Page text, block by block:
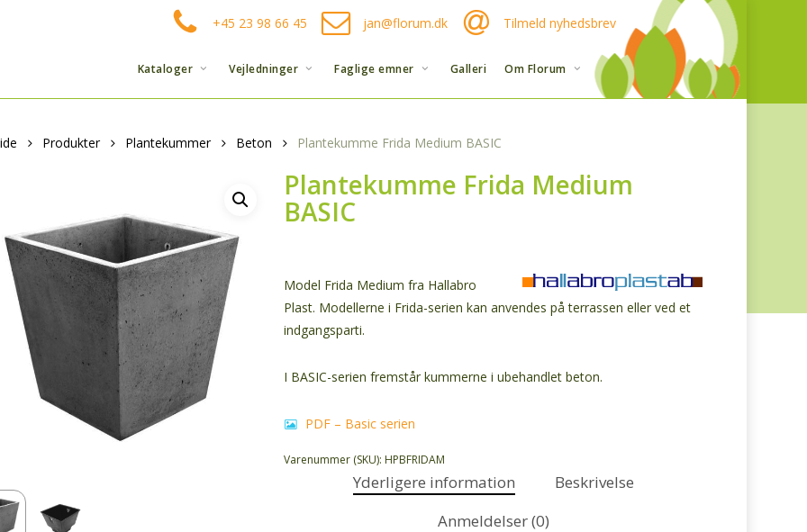
+45 23 98 66 45 jan@florum.dk Tilmeld nyhedsbrev
Kataloger Vejledninger Faglige emner Galleri Om Florum
Produkter Plantekummer Beton Plantekumme Frida Medium BASIC
Plantekumme Frida Medium
BASIC
Model Frida Medium fra Hallabro
Plast. Modellerne i Frida-serien kan anvendes på terrassen eller ved et
indgangsparti.
I BASIC-serien fremstår kummerne i ubehandlet beton.
PDF – Basic serien
Varenummer (SKU): HPBFRIDAM
Yderligere information
Beskrivelse
Anmeldelser (0)